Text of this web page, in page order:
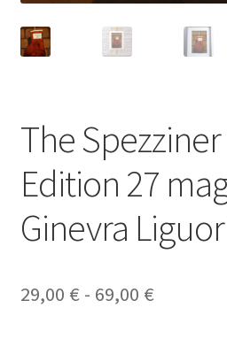
The
Edition 27
Ginevra
29,00 € - 69,00 €Fascia